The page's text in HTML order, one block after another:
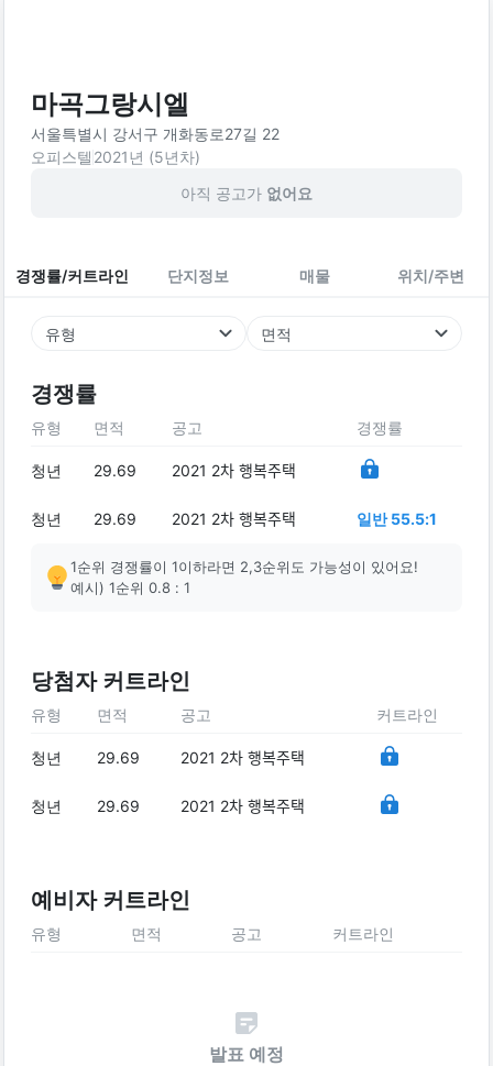
마곡그랑시엘
서울특별시 강서구 개화동로27길 22
오피스텔 2021년 (5년차)
아직 공고가 없어요
경쟁률/커트라인 단지정보 매물 위치/주변
유형 면적
경쟁률
유형 면적 공고 경쟁률
청년 29.69 2021 2차 행복주택
청년 29.69 2021 2차 행복주택 일반 55.5:1
1순위 경쟁률이 1이하라면 2,3순위도 가능성이 있어요!
예시) 1순위 0.8 : 1
당첨자 커트라인
유형 면적 공고 커트라인
청년 29.69 2021 2차 행복주택
청년 29.69 2021 2차 행복주택
예비자 커트라인
유형 면적 공고 커트라인
발표 예정